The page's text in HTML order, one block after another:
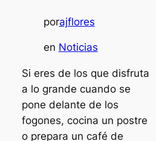
porajflores
en Noticias
Si eres de los que disfruta
a lo grande cuando se
pone delante de los
fogones, cocina un postre
o prepara un café de